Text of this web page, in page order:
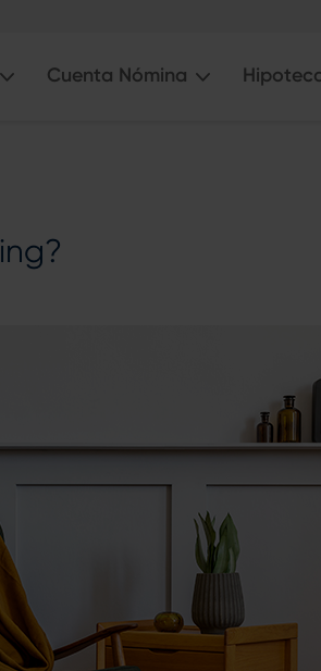
Cuenta Nómina